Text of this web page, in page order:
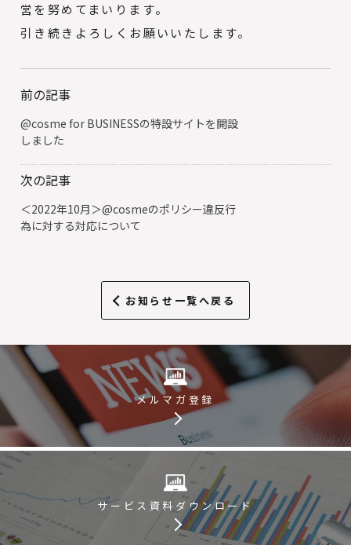
営を努めてまいります。
引き続きよろしくお願いいたします。
前の記事
@cosme for BUSINESSの特設サイトを開設
しました
次の記事
＜2022年10月＞@cosmeのポリシー違反行
為に対する対応について
お知らせ一覧へ戻る
メルマガ登録
サービス資料 ダウンロード